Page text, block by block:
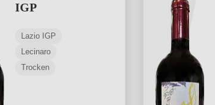
IGP
Lazio IGP
Lecinaro
Trocken